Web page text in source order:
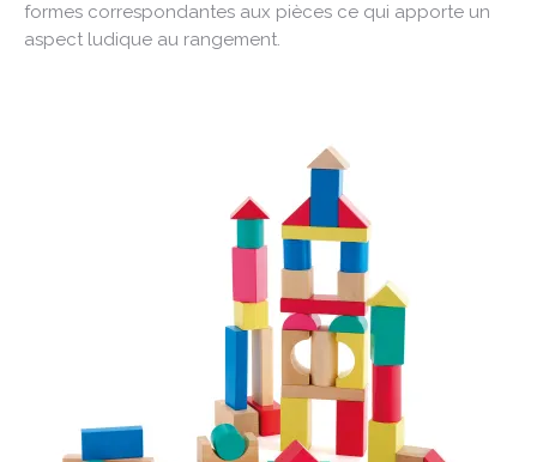
formes correspondantes aux pièces ce qui apporte un
aspect ludique au rangement.